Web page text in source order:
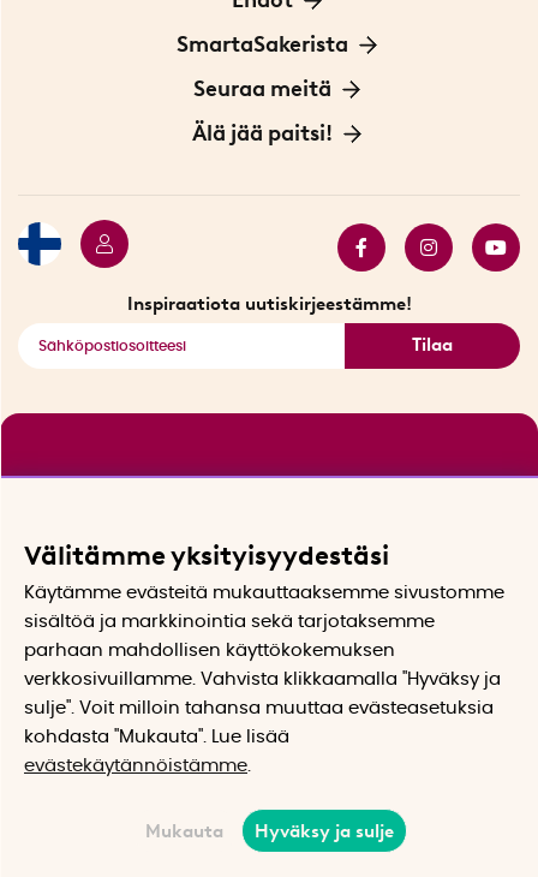
Tietoa evästeistä
Yksityisyydensuoja
Sopimusehdot
SmartaSakerista
Meistä
Myymälä Tukholmassa
Seuraa meitä
Innovaattoriblogi
Älä jää paitsi!
Inspiraatiota uutiskirjeestämme!
Tilaa
Välitämme yksityisyydestäsi
Käytämme evästeitä mukauttaaksemme sivustomme
sisältöä ja markkinointia sekä tarjotaksemme
parhaan mahdollisen käyttökokemuksen
verkkosivuillamme. Vahvista klikkaamalla "Hyväksy ja
sulje". Voit milloin tahansa muuttaa evästeasetuksia
kohdasta "Mukauta". Lue lisää
evästekäytännöistämme
Mukauta Hyväksy ja sulje